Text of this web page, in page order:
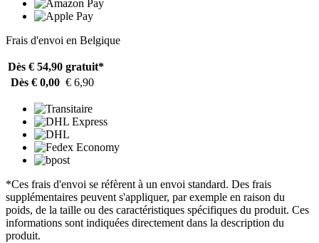
Frais d'envoi en Belgique
Dès € 54,90 gratuit*
Dès € 0,00 € 6,90
*Ces frais d'envoi se réfèrent à un envoi standard. Des frais
supplémentaires peuvent s'appliquer, par exemple en raison du
poids, de la taille ou des caractéristiques spécifiques du produit. Ces
informations sont indiquées directement dans la description du
produit.